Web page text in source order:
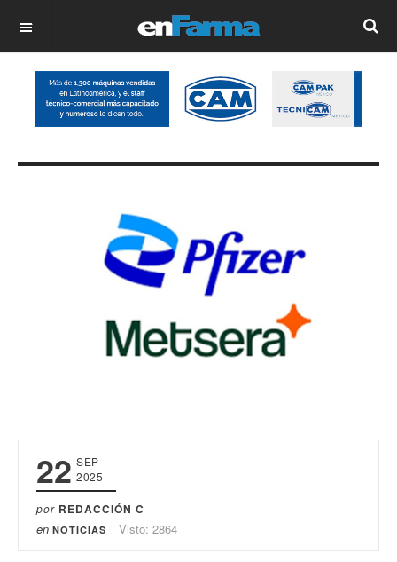
OFF CANVAS
22 SEP
2025
por REDACCIÓN C
en NOTICIAS Visto: 2864